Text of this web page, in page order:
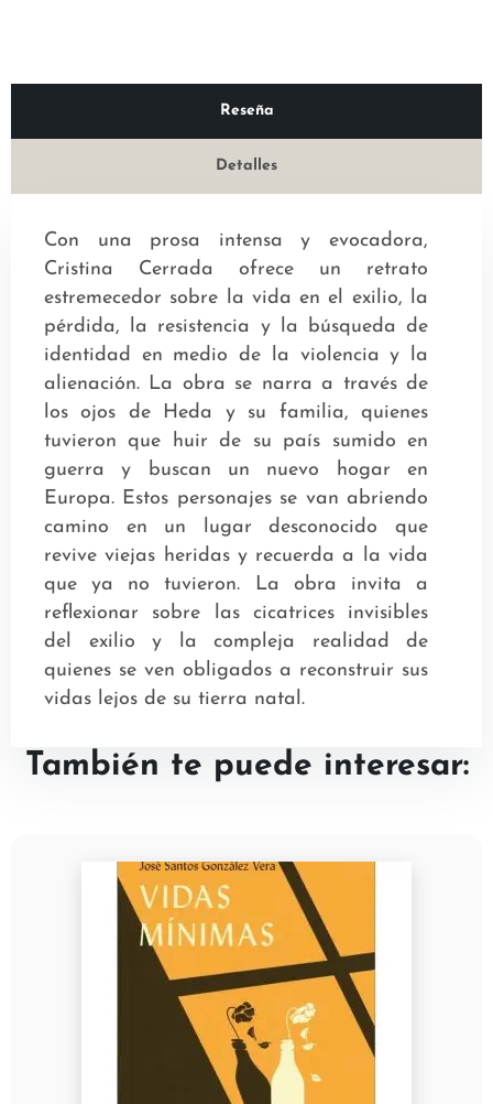
Reseña
Detalles
Con una prosa intensa y evocadora,
Cristina Cerrada ofrece un retrato
estremecedor sobre la vida en el exilio, la
pérdida, la resistencia y la búsqueda de
identidad en medio de la violencia y la
alienación. La obra se narra a través de
los ojos de Heda y su familia, quienes
tuvieron que huir de su país sumido en
guerra y buscan un nuevo hogar en
Europa. Estos personajes se van abriendo
camino en un lugar desconocido que
revive viejas heridas y recuerda a la vida
que ya no tuvieron. La obra invita a
reflexionar sobre las cicatrices invisibles
del exilio y la compleja realidad de
quienes se ven obligados a reconstruir sus
vidas lejos de su tierra natal.
También te puede interesar: